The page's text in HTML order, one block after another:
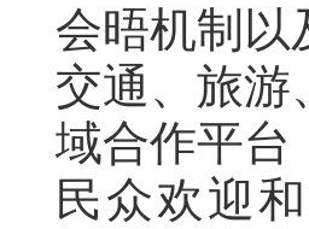
会晤机制以
交通、旅游
域合作平台
民众欢迎